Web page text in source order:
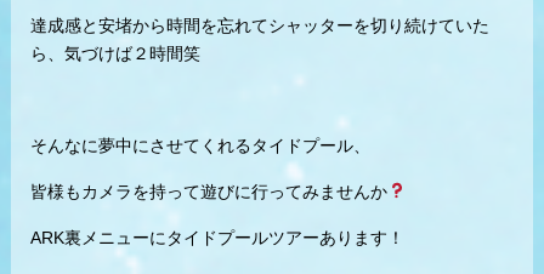
達成感と安堵から時間を忘れてシャッターを切り続けていた
ら、気づけば２時間笑
そんなに夢中にさせてくれるタイドプール、
皆様もカメラを持って遊びに行ってみませんか
ARK裏メニューにタイドプールツアーあります！